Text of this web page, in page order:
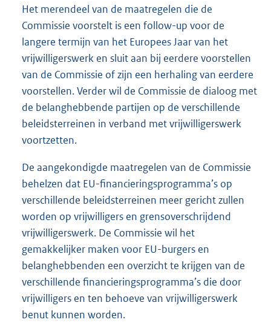
Het merendeel van de maatregelen die de
Commissie voorstelt is een follow-up voor de
langere termijn van het Europees Jaar van het
vrijwilligerswerk en sluit aan bij eerdere voorstellen
van de Commissie of zijn een herhaling van eerdere
voorstellen. Verder wil de Commissie de dialoog met
de belanghebbende partijen op de verschillende
beleidsterreinen in verband met vrijwilligerswerk
voortzetten.
De aangekondigde maatregelen van de Commissie
behelzen dat EU-financieringsprogramma’s op
verschillende beleidsterreinen meer gericht zullen
worden op vrijwilligers en grensoverschrijdend
vrijwilligerswerk. De Commissie wil het
gemakkelijker maken voor EU-burgers en
belanghebbenden een overzicht te krijgen van de
verschillende financieringsprogramma’s die door
vrijwilligers en ten behoeve van vrijwilligerswerk
benut kunnen worden.